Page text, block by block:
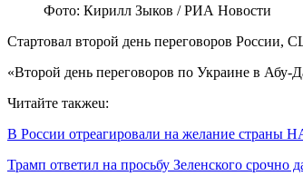
Фото: Кирилл Зыков / РИА Новости
Стартовал второй день переговоров
«Второй день переговоров по Украине в Абу-
Читайте такжеu:
В России отреагировали на желание страны
Трамп ответил на просьбу Зеленского срочно